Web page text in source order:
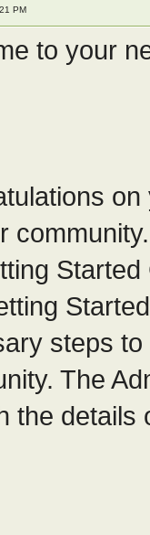
PM
to your
steps
The
the details